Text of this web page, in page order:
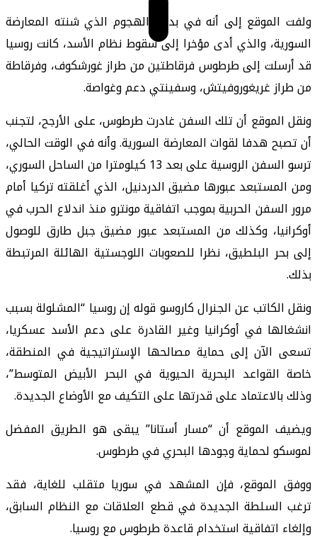
ولفت الموقع إلى أنه في بداية الهجوم الذي شنته المعارضة
السورية، والذي أدى مؤخرا إلى سقوط نظام الأسد، كانت روسيا
قد أرسلت إلى طرطوس فرقاطتين من طراز غورشكوف، وفرقاطة
من طراز غريغوروفيتش، وسفينتي دعم وغواصة.
ونقل الموقع أن تلك السفن غادرت طرطوس، على الأرجح، لتجنب
أن تصبح هدفا لقوات المعارضة السورية. وأنه في الوقت الحالي،
ترسو السفن الروسية على بعد 13 كيلومترا من الساحل السوري،
ومن المستبعد عبورها مضيق الدردنيل، الذي أغلقته تركيا أمام
مرور السفن الحربية بموجب اتفاقية مونترو منذ اندلاع الحرب في
أوكرانيا، وكذلك من المستبعد عبور مضيق جبل طارق للوصول
إلى بحر البلطيق، نظرا للصعوبات اللوجستية الهائلة المرتبطة
بذلك.
ونقل الكاتب عن الجنرال كاروسو قوله إن روسيا “المشلولة بسبب
انشغالها في أوكرانيا وغير القادرة على دعم الأسد عسكريا،
تسعى الآن إلى حماية مصالحها الإستراتيجية في المنطقة،
خاصة القواعد البحرية الحيوية في البحر الأبيض المتوسط”،
وذلك بالاعتماد على قدرتها على التكيف مع الأوضاع الجديدة.
ويضيف الموقع أن “مسار أستانا” يبقى هو الطريق المفضل
لموسكو لحماية وجودها البحري في طرطوس.
ووفق الموقع، فإن المشهد في سوريا متقلب للغاية، فقد
ترغب السلطة الجديدة في قطع العلاقات مع النظام السابق،
وإلغاء اتفاقية استخدام قاعدة طرطوس مع روسيا.